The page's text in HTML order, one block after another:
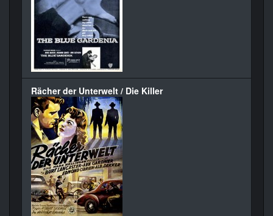
Rächer der Unterwelt / Die Killer